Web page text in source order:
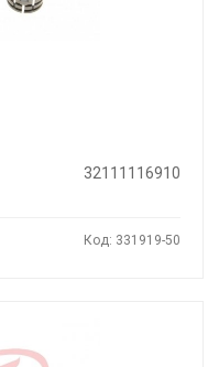
32111116910
Код: 331919-50